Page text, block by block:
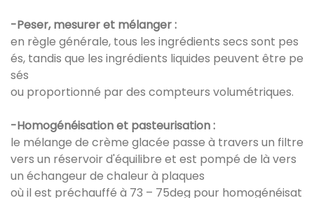
-Peser, mesurer et mélanger :
en règle générale, tous les ingrédients secs sont pes
és, tandis que les ingrédients liquides peuvent être pe
sés
ou proportionné par des compteurs volumétriques.
-Homogénéisation et pasteurisation :
le mélange de crème glacée passe à travers un filtre
vers un réservoir d'équilibre et est pompé de là vers
un échangeur de chaleur à plaques
où il est préchauffé à 73 – 75deg pour homogénéisat